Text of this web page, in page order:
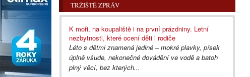
TRŽIŠTĚ ZPRÁV
K moři, na koupaliště i na první prázdniny. Letní
nezbytnosti, které ocení děti i rodiče
Léto s dětmi znamená jediné – mokré plavky, písek
úplně všude, nekonečné dovádění ve vodě a batoh
plný věcí, bez kterých...